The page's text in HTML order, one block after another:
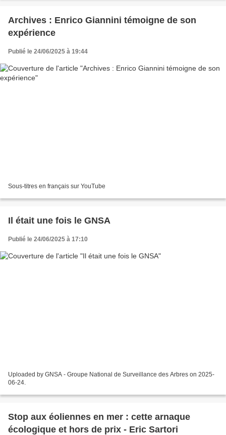
Archives : Enrico Giannini témoigne de son
expérience
Publié le 24/06/2025 à 19:44
Sous-titres en français sur YouTube
Il était une fois le GNSA
Publié le 24/06/2025 à 17:10
Uploaded by GNSA - Groupe National de Surveillance des Arbres on 2025-
06-24.
Stop aux éoliennes en mer : cette arnaque
écologique et hors de prix - Eric Sartori